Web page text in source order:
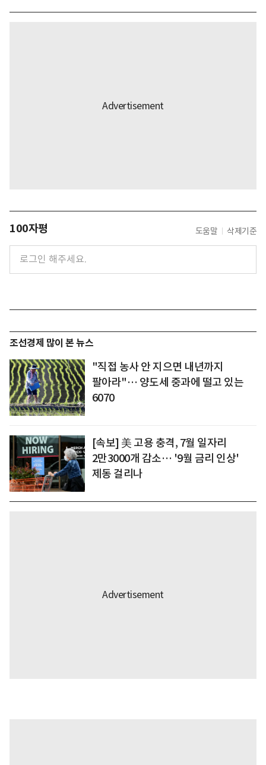
100자평 도움말 삭제기준
조선경제 많이 본 뉴스
"직접 농사 안 지으면 내년까지
팔아라"… 양도세 중과에 떨고 있는
6070
[속보] 美 고용 충격, 7월 일자리
2만3000개 감소… '9월 금리 인상'
제동 걸리나